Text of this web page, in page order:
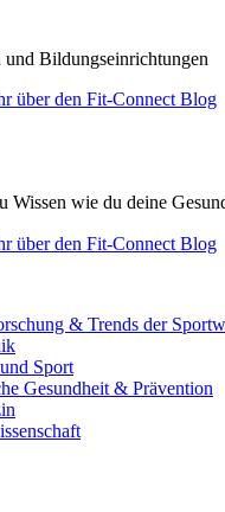
und Bildungseinrichtungen
über den Fit-Connect Blog
Wissen wie du deine
über den Fit-Connect Blog
& Trends der
Sport
Gesundheit & Prävention